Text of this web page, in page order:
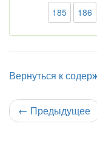
185 186
Вернуться к
← Предыдущее